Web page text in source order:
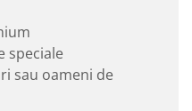
speciale
sau oameni de